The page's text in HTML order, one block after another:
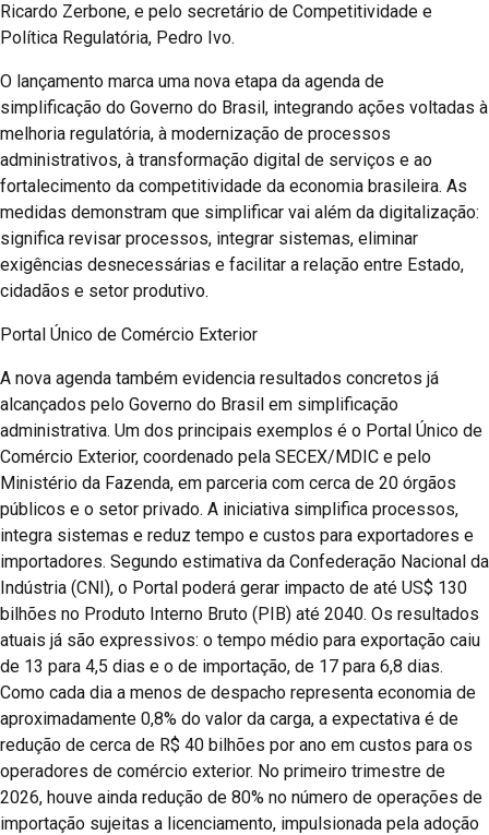
Ricardo Zerbone, e pelo secretário de Competitividade e
Política Regulatória, Pedro Ivo.
O lançamento marca uma nova etapa da agenda de
simplificação do Governo do Brasil, integrando ações voltadas à
melhoria regulatória, à modernização de processos
administrativos, à transformação digital de serviços e ao
fortalecimento da competitividade da economia brasileira. As
medidas demonstram que simplificar vai além da digitalização:
significa revisar processos, integrar sistemas, eliminar
exigências desnecessárias e facilitar a relação entre Estado,
cidadãos e setor produtivo.
Portal Único de Comércio Exterior
A nova agenda também evidencia resultados concretos já
alcançados pelo Governo do Brasil em simplificação
administrativa. Um dos principais exemplos é o Portal Único de
Comércio Exterior, coordenado pela SECEX/MDIC e pelo
Ministério da Fazenda, em parceria com cerca de 20 órgãos
públicos e o setor privado. A iniciativa simplifica processos,
integra sistemas e reduz tempo e custos para exportadores e
importadores. Segundo estimativa da Confederação Nacional da
Indústria (CNI), o Portal poderá gerar impacto de até US$ 130
bilhões no Produto Interno Bruto (PIB) até 2040. Os resultados
atuais já são expressivos: o tempo médio para exportação caiu
de 13 para 4,5 dias e o de importação, de 17 para 6,8 dias.
Como cada dia a menos de despacho representa economia de
aproximadamente 0,8% do valor da carga, a expectativa é de
redução de cerca de R$ 40 bilhões por ano em custos para os
operadores de comércio exterior. No primeiro trimestre de
2026, houve ainda redução de 80% no número de operações de
importação sujeitas a licenciamento, impulsionada pela adoção